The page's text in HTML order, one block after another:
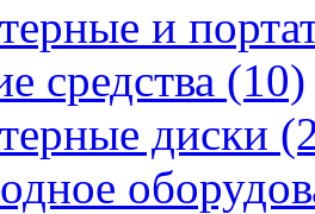
и
средства (10)
диски